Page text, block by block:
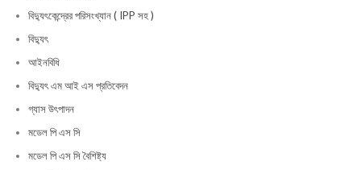
বিদ্যুৎকেন্দ্রের পরিসংখ্যান ( IPP সহ )
বিদ্যুৎ
আইনবিধি
বিদ্যুৎ এম আই এস প্রতিবেদন
গ্যাস উৎপাদন
মডেল পি এস সি
মডেল পি এস সি বৈশিষ্ট্য